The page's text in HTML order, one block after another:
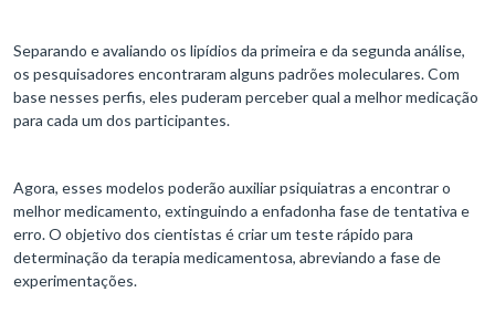
Separando e avaliando os lipídios da primeira e da segunda análise,
os pesquisadores encontraram alguns padrões moleculares. Com
base nesses perfis, eles puderam perceber qual a melhor medicação
para cada um dos participantes.
Agora, esses modelos poderão auxiliar psiquiatras a encontrar o
melhor medicamento, extinguindo a enfadonha fase de tentativa e
erro. O objetivo dos cientistas é criar um teste rápido para
determinação da terapia medicamentosa, abreviando a fase de
experimentações.